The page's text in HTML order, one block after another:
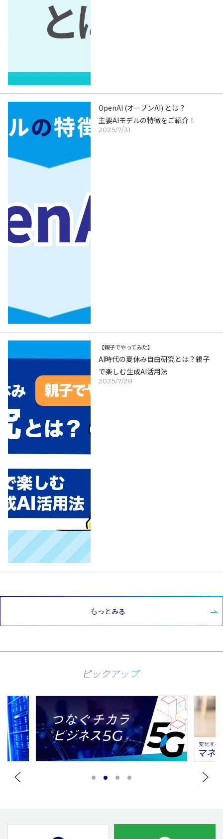
2025/7/31
OpenAI (オープンAI) とは？
主要AIモデルの特徴をご紹介！
2025/7/28
【親子でやってみた】
AI時代の夏休み自由研究とは？親子
で楽しむ生成AI活用法
もっとみる
ピックアップ